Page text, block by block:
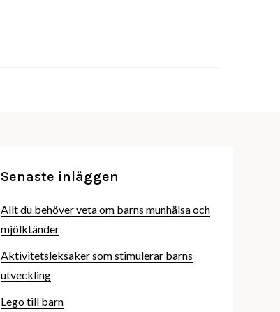
Senaste inläggen
Allt du behöver veta om barns munhälsa och
mjölktänder
Aktivitetsleksaker som stimulerar barns
utveckling
Lego till barn